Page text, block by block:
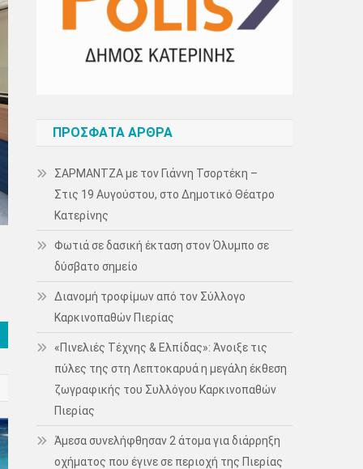
ΠΡΌΣΦΑΤΑ ΆΡΘΡΑ
ΣΑΡΜΑΝΤΖΑ με τον Γιάννη Τσορτέκη –
Στις 19 Αυγούστου, στο Δημοτικό Θέατρο
Κατερίνης
Φωτιά σε δασική έκταση στον Όλυμπο σε
δύσβατο σημείο
Διανομή τροφίμων από τον Σύλλογο
Καρκινοπαθών Πιερίας
«Πινελιές Τέχνης & Ελπίδας»: Άνοιξε τις
πύλες της στη Λεπτοκαρυά η μεγάλη έκθεση
ζωγραφικής του Συλλόγου Καρκινοπαθών
Πιερίας
Άμεσα συνελήφθησαν 2 άτομα για διάρρηξη
οχήματος που έγινε σε περιοχή της Πιερίας